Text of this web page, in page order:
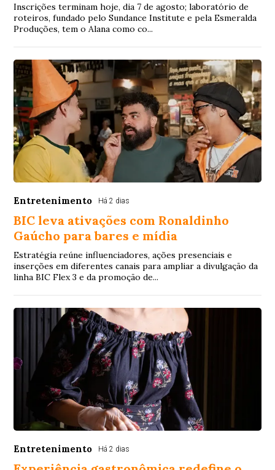
Inscrições terminam hoje, dia 7 de agosto; laboratório de
roteiros, fundado pelo Sundance Institute e pela Esmeralda
Produções, tem o Alana como co...
Entretenimento Há 2 dias
BIC leva ativações com Ronaldinho
Gaúcho para bares e mídia
Estratégia reúne influenciadores, ações presenciais e
inserções em diferentes canais para ampliar a divulgação da
linha BIC Flex 3 e da promoção de...
Entretenimento Há 2 dias